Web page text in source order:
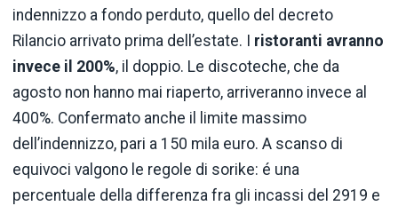
indennizzo a fondo perduto, quello del decreto
Rilancio arrivato prima dell’estate. I ristoranti avranno
invece il 200%, il doppio. Le discoteche, che da
agosto non hanno mai riaperto, arriveranno invece al
400%. Confermato anche il limite massimo
dell’indennizzo, pari a 150 mila euro. A scanso di
equivoci valgono le regole di sorike: é una
percentuale della differenza fra gli incassi del 2919 e